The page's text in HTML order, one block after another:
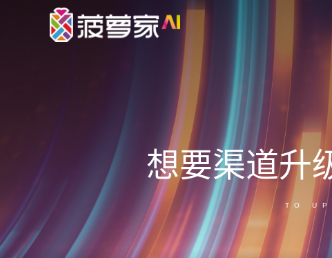
想要渠道升
TO